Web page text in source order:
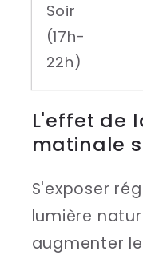
Soir
(17h-
22h)
L'effet de
matinale
S'exposer
lumière
augmenter